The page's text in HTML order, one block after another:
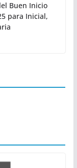
Buen Inicio
para Inicial,